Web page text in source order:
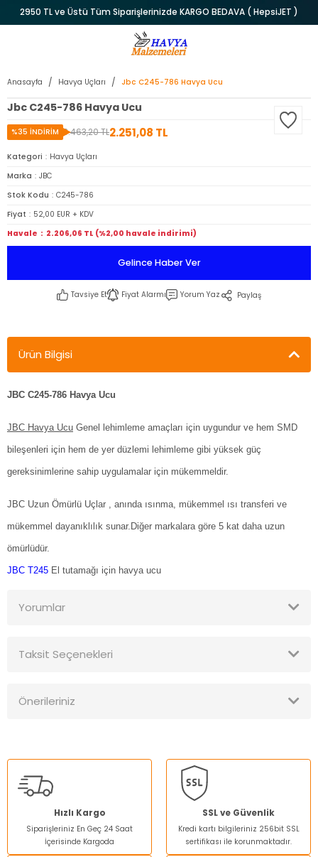
2950 TL ve Üstü Tüm Siparişlerinizde KARGO BEDAVA ( HepsiJET )
Anasayfa Havya Uçları Jbc C245-786 Havya Ucu
Jbc C245-786 Havya Ucu
3.463,20 TL2.251,08 TL
%35 İNDİRİM
Kategori
Havya Uçları
Marka
JBC
Stok Kodu
C245-786
Fiyat
52,00 EUR + KDV
Havale
2.206,06 TL (%2,00 havale indirimi)
Gelince Haber Ver
Tavsiye Et Fiyat Alarmı Yorum Yaz Paylaş
Ürün Bilgisi
JBC C245-786 Havya Ucu
JBC Havya Ucu Genel lehimleme amaçları için uygundur ve hem SMD
bileşenleri için hem de yer düzlemi lehimleme gibi yüksek güç
gereksinimlerine sahip uygulamalar için mükemmeldir.
JBC Uzun Ömürlü Uçlar , anında ısınma, mükemmel ısı transferi ve
mükemmel dayanıklılık sunar.Diğer markalara göre 5 kat daha uzun
ömürlüdür.
JBC T245 El tutamağı için havya ucu
Yorumlar
Taksit Seçenekleri
Önerileriniz
kullanarak tarafımıza iletebilirsiniz.
Görüş ve önerileriniz için teşekkür ederiz.
Ürün resmi kalitesiz, bozuk veya görüntülenemiyor.
Ürün açıklamasında eksik bilgiler bulunuyor.
Ürün bilgilerinde hatalar bulunuyor.
Hızlı Kargo
Siparişleriniz En Geç 24 Saat
İçerisinde Kargoda
SSL ve Güvenlik
Kredi kartı bilgileriniz 256bit SSL
sertifikası ile korunmaktadır.